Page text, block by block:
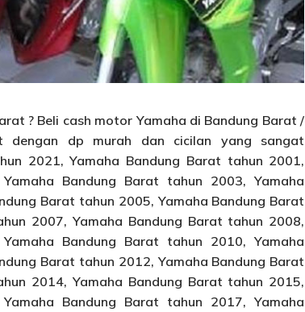
? Beli cash motor Yamaha di Bandung Barat /
dengan dp murah dan cicilan yang sangat
2021, Yamaha Bandung Barat tahun 2001,
Bandung Barat tahun 2003, Yamaha
Barat tahun 2005, Yamaha Bandung Barat
2007, Yamaha Bandung Barat tahun 2008,
Bandung Barat tahun 2010, Yamaha
Barat tahun 2012, Yamaha Bandung Barat
2014, Yamaha Bandung Barat tahun 2015,
Bandung Barat tahun 2017, Yamaha